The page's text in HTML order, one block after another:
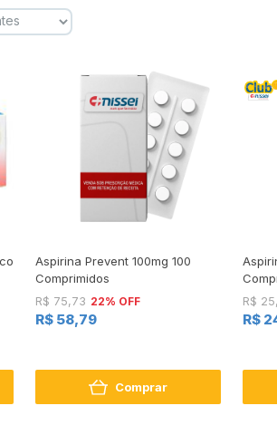
Aspirina Prevent 100mg 100
Comprimidos
R$ 75,73 22% OFF
R$ 58,79
Comprar
R$
R$